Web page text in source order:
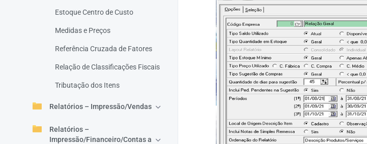
Estoque Centro de Custo
Medidas e Preços
Referência Cruzada de Fatores
Relação de Classificações Fiscais
Tributação dos Itens
Relatórios – Impressão/Vendas
Relatórios –
Impressão/Financeiro/Contas a